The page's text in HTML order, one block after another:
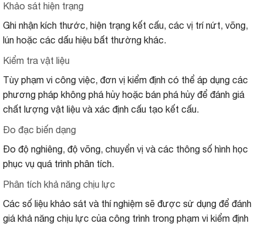
Khảo sát hiện trạng
Ghi nhận kích thước, hiện trạng kết cấu, các vị trí nứt, võng,
lún hoặc các dấu hiệu bất thường khác.
Kiểm tra vật liệu
Tùy phạm vi công việc, đơn vị kiểm định có thể áp dụng các
phương pháp không phá hủy hoặc bán phá hủy để đánh giá
chất lượng vật liệu và xác định cấu tạo kết cấu.
Đo đạc biến dạng
Đo độ nghiêng, độ võng, chuyển vị và các thông số hình học
phục vụ quá trình phân tích.
Phân tích khả năng chịu lực
Các số liệu khảo sát và thí nghiệm sẽ được sử dụng để đánh
giá khả năng chịu lực của công trình trong phạm vi kiểm định